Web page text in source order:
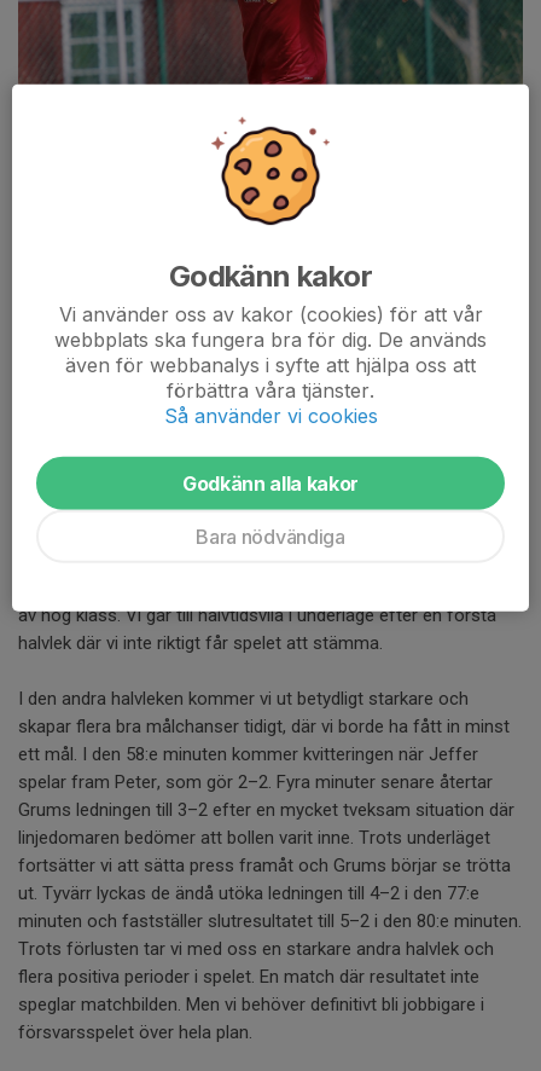
Peter Ek en av dagens målskyttar
Det blev förlust med 5-2 borta mot Grums IK på lördagen.
stundtals svårt att komma in i spelet. I den 15:e minuten tar vi
ledningen med 0–1 när Peter spelar ut bollen till Tom, som
snyggt passar vidare till Oscar Aronsson som sätter dit bollen.
av hög klass. Vi går till halvtidsvila i underläge efter en första
halvlek där vi inte riktigt får spelet att stämma.
I den andra halvleken kommer vi ut betydligt starkare och
skapar flera bra målchanser tidigt, där vi borde ha fått in minst
ett mål. I den 58:e minuten kommer kvitteringen när Jeffer
spelar fram Peter, som gör 2–2. Fyra minuter senare återtar
Grums ledningen till 3–2 efter en mycket tveksam situation där
linjedomaren bedömer att bollen varit inne. Trots underläget
fortsätter vi att sätta press framåt och Grums börjar se trötta
ut. Tyvärr lyckas de ändå utöka ledningen till 4–2 i den 77:e
minuten och fastställer slutresultatet till 5–2 i den 80:e minuten.
Trots förlusten tar vi med oss en starkare andra halvlek och
flera positiva perioder i spelet. En match där resultatet inte
speglar matchbilden. Men vi behöver definitivt bli jobbigare i
försvarsspelet över hela plan.
Godkänn kakor
Vi använder oss av kakor (cookies) för att vår
webbplats ska fungera bra för dig. De används
även för webbanalys i syfte att hjälpa oss att
förbättra våra tjänster.
Så använder vi cookies
Godkänn alla kakor
Bara nödvändiga